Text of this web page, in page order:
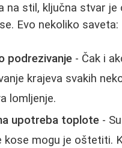
na stil, ključna stvar je
Evo nekoliko saveta:
podrezivanje - Čak i
krajeva svakih
lomljenje.
upotreba toplote -
kose mogu je oštetiti.